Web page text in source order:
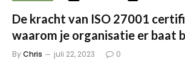
De kracht van ISO 27001
waarom je organisatie er baat
ByChris juli 22, 2023 0